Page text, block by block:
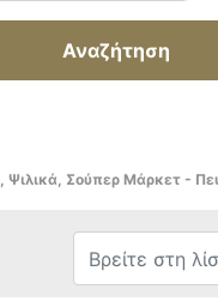
Αναζήτηση
Ψιλικά, Σούπερ Μάρκετ -